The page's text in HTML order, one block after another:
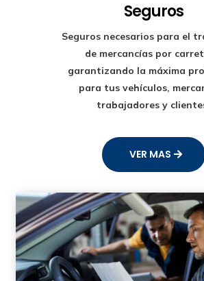
Seguros
Seguros necesarios para el
de mercancías por
garantizando la máxima
para tus vehículos,
trabajadores y
VER MAS